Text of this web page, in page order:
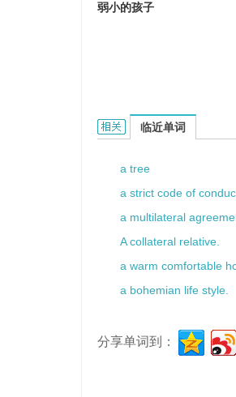
弱小的孩子
a puny child的相关资料：
临近单词
a tree
a strict code of
a multilateral
A collateral relative.
a warm comfortable
a bohemian life style.
分享单词到：